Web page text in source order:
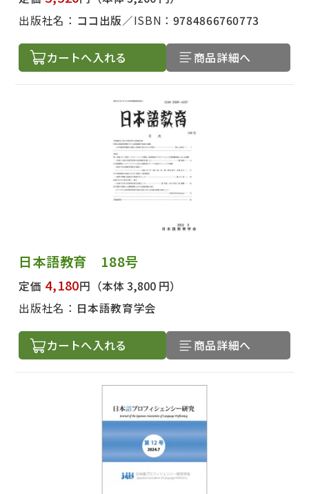
出版社名： ココ出版 ISBN： 9784866760773
カートへ入れる 商品詳細へ
日本語教育 188号
定価 4,180円 （本体 3,800 円）
出版社名： 日本語教育学会
カートへ入れる 商品詳細へ